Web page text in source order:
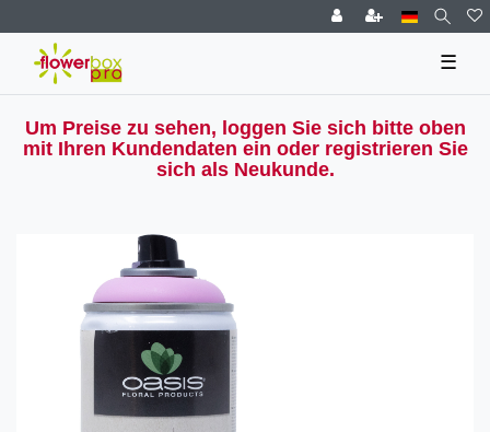
☰
Um Preise zu sehen, loggen Sie sich bitte oben
mit Ihren Kundendaten ein oder registrieren Sie
sich als Neukunde.